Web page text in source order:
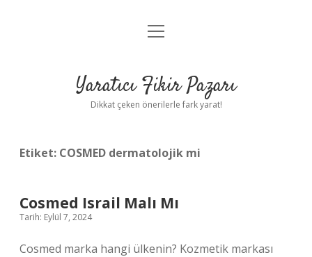
Anasayfa
Yasal Uyarı
menüyü
Yaratıcı Fikir Pazarı
Dikkat çeken önerilerle fark yarat!
Etiket: COSMED dermatolojik mi
Cosmed Israil Malı Mı
Tarih: Eylül 7, 2024
Cosmed marka hangi ülkenin? Kozmetik markası